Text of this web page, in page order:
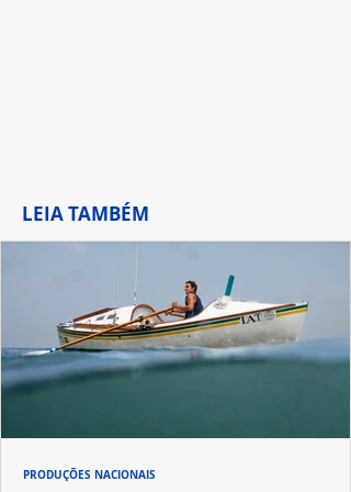
LEIA TAMBÉM
PRODUÇÕES NACIONAIS